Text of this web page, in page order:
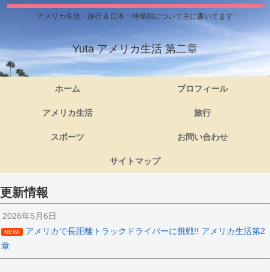
アメリカ生活・旅行 & 日本一時帰国について主に書いてます
Yuta アメリカ生活 第二章
ホーム プロフィール
アメリカ生活 旅行
スポーツ お問い合わせ
サイトマップ
更新情報
2026年5月6日
NEW!
アメリカで長距離トラックドライバーに挑戦!! アメリカ生活第2
章